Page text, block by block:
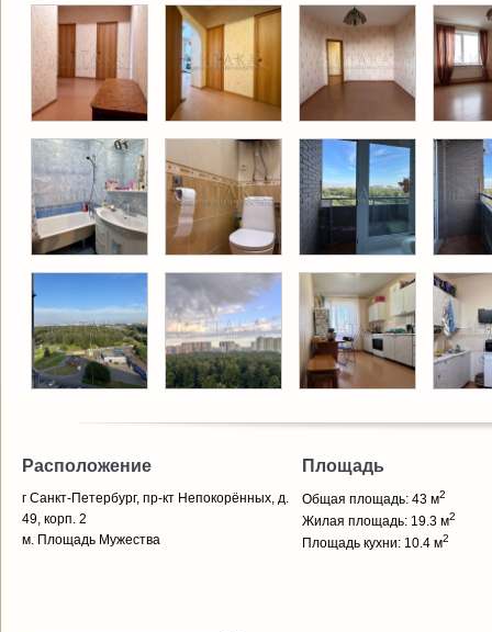
Расположение
г Санкт-Петербург, пр-кт Непокорённых, д.
49, корп. 2
м. Площадь Мужества
Площадь
Общая площадь: 43 м2
Жилая площадь: 19.3 м2
Площадь кухни: 10.4 м2